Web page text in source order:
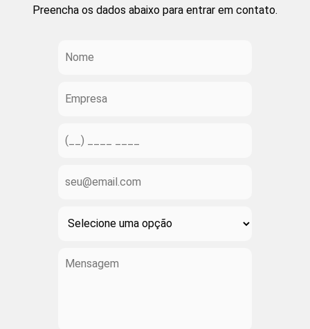
Preencha os dados abaixo para entrar em contato.